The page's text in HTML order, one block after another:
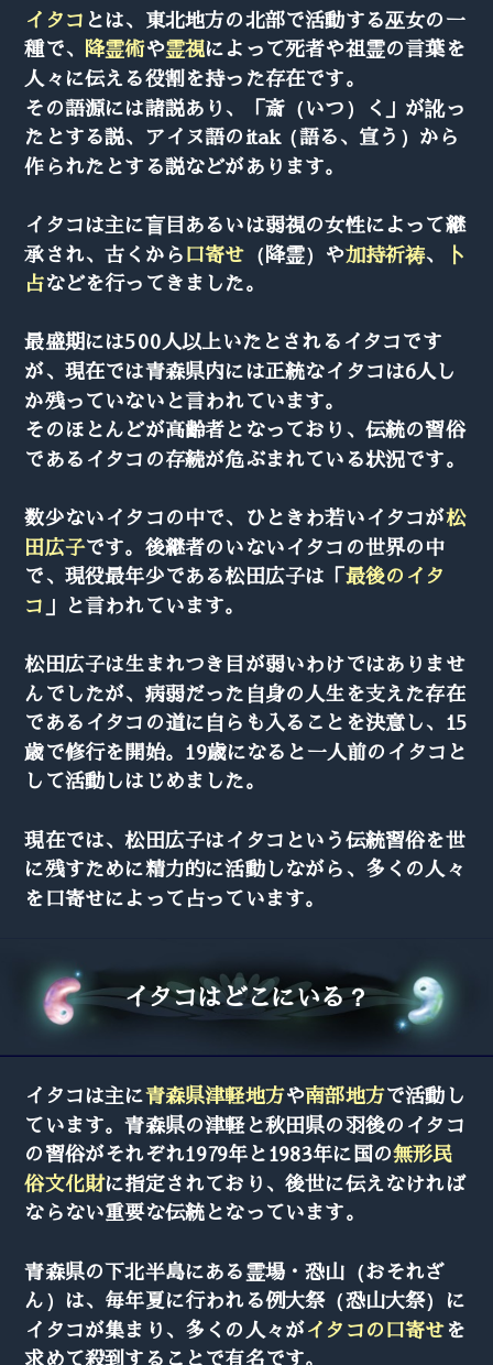
イタコ とは、東北地方の北部で活動する巫女の一
種で、 降霊術や霊視によって死者や祖霊の言葉を
人々に伝える役割を持った存在です。
その語源には諸説あり、「斎（いつ）く」が訛っ
たとする説、アイヌ語のitak（語る、宣う）から
作られたとする説などがあります。
イタコは主に盲目あるいは弱視の女性によって継
承され、古くから口寄せ （降霊）や加持祈祷、
卜
占などを行ってきました。
最盛期には500人以上いたとされるイタコです
が、現在では青森県内には正統なイタコは6人し
か残っていないと言われています。
そのほとんどが高齢者となっており、伝統の習俗
であるイタコの存続が危ぶまれている状況です。
数少ないイタコの中で、ひときわ若いイタコが松
田広子です。後継者のいないイタコの世界の中
で、現役最年少である松田広子は「最後のイタ
コ 」と言われています。
松田広子は生まれつき目が弱いわけではありませ
んでしたが、病弱だった自身の人生を支えた存在
であるイタコの道に自らも入ることを決意し、15
歳で修行を開始。19歳になると一人前のイタコと
して活動しはじめました。
現在では、松田広子はイタコという伝統習俗を世
に残すために精力的に活動しながら、多くの人々
を口寄せによって占っています。
イタコはどこにいる？
イタコは主に青森県津軽地方や南部地方で活動し
ています。青森県の津軽と秋田県の羽後のイタコ
の習俗がそれぞれ1979年と1983年に国の無形民
俗文化財に指定されており、後世に伝えなければ
ならない重要な伝統となっています。
青森県の下北半島にある霊場・恐山（おそれざ
ん）は、毎年夏に行われる例大祭（恐山大祭）に
イタコが集まり、多くの人々がイタコの口寄せを
求めて殺到することで有名です。